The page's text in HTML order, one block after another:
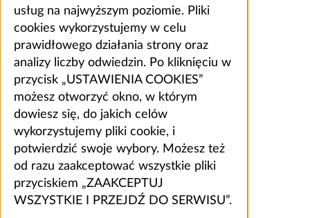
usług na najwyższym poziomie. Pliki
cookies wykorzystujemy w celu
prawidłowego działania strony oraz
analizy liczby odwiedzin. Po kliknięciu w
przycisk „USTAWIENIA COOKIES”
możesz otworzyć okno, w którym
dowiesz się, do jakich celów
wykorzystujemy pliki cookie, i
potwierdzić swoje wybory. Możesz też
od razu zaakceptować wszystkie pliki
przyciskiem „ZAAKCEPTUJ
WSZYSTKIE I PRZEJDŹ DO SERWISU”.